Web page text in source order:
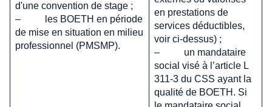
d'une convention de stage ;
– les BOETH en période
de mise en situation en milieu
professionnel (PMSMP).
en prestations de
services déductibles,
voir ci-dessus) ;
– un mandataire
social visé à l’article L
311-3 du CSS ayant la
qualité de BOETH. Si